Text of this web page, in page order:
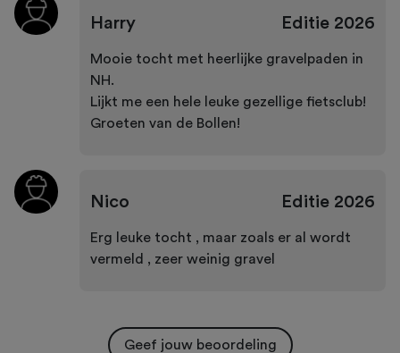
Harry Editie2026
Mooie tocht met heerlijke gravelpaden in
NH.
Lijkt me een hele leuke gezellige fietsclub!
Groeten van de Bollen!
Nico Editie2026
Erg leuke tocht , maar zoals er al wordt
vermeld , zeer weinig gravel
Geef jouw beoordeling